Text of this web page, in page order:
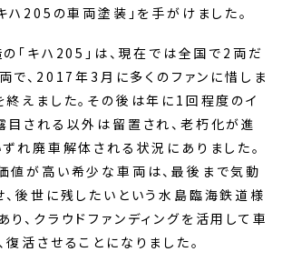
ハ205の車両塗装」を手がけました。
「キハ205」は、現在では全国で2両だ
で、2017年3月に多くのファンに惜しま
終えました。その後は年に1回程度のイ
目される以外は留置され、老朽化が進
ずれ廃車解体される状況にありました。
値が高い希少な車両は、最後まで気動
、後世に残したいという水島臨海鉄道様
、クラウドファンディングを活用して車
活させることになりました。